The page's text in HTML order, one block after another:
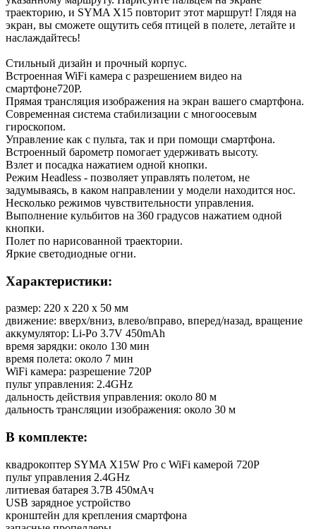
траекторию, и SYMA X15 повторит этот маршрут! Глядя на
экран, вы сможете ощутить себя птицей в полете, летайте и
наслаждайтесь!
Стильный дизайн и прочный корпус.
Встроенная WiFi камера с разрешением видео на
смартфоне720Р.
Прямая трансляция изображения на экран вашего смартфона.
Современная система стабилизации с многоосевым
гироскопом.
Управление как с пульта, так и при помощи смартфона.
Встроенный барометр помогает удерживать высоту.
Взлет и посадка нажатием одной кнопки.
Режим Headless - позволяет управлять полетом, не
задумываясь, в каком направлении у модели находится нос.
Несколько режимов чувствительности управления.
Выполнение кульбитов на 360 градусов нажатием одной
кнопки.
Полет по нарисованной траектории.
Яркие светодиодные огни.
Характеристики:
размер: 220 х 220 х 50 мм
движение: вверх/вниз, влево/вправо, вперед/назад, вращение
аккумулятор: Li-Po 3.7V 450mAh
время зарядки: около 130 мин
время полета: около 7 мин
WiFi камера: разрешение 720Р
пульт управления: 2.4GHz
дальность действия управления: около 80 м
дальность трансляции изображения: около 30 м
В комплекте:
квадрокоптер SYMA X15W Pro с WiFi камерой 720Р
пульт управления 2.4GHz
литиевая батарея 3.7В 450мАч
USB зарядное устройство
кронштейн для крепления смартфона